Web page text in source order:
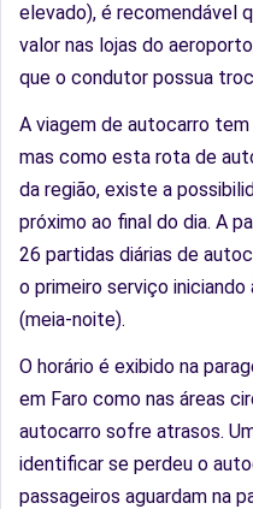
elevado), é recomendável
valor nas lojas do
que o condutor possua
A viagem de autocarro
mas como esta rota de
da região, existe a
próximo ao final do dia. A
26 partidas diárias de
o primeiro serviço
(meia-noite).
O horário é exibido na
em Faro como nas áreas
autocarro sofre atrasos.
identificar se perdeu o
passageiros aguardam na